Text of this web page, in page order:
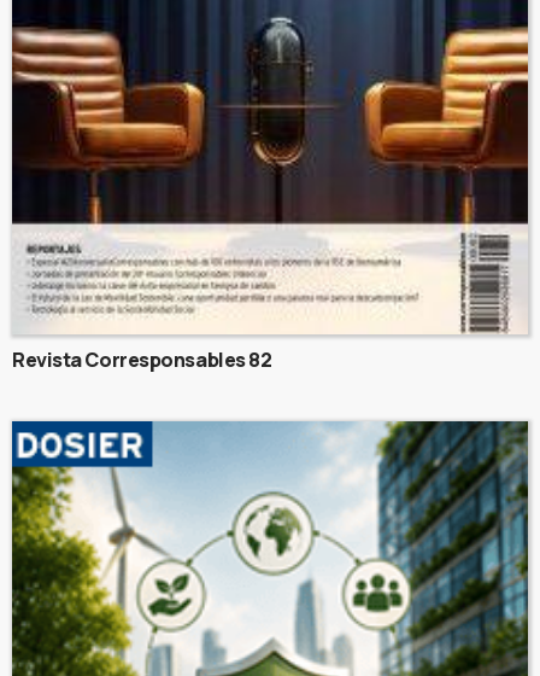
Revista Corresponsables 82